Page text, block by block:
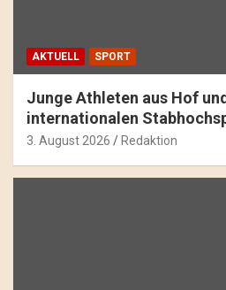
AKTUELL SPORT
Junge Athleten aus Hof
internationalen
3. August 2026 Redaktion